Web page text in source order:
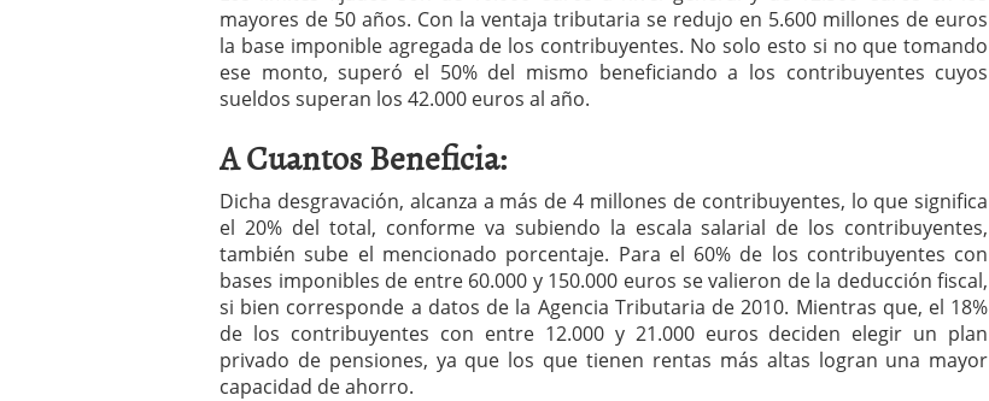
mayores de 50 años. Con la ventaja tributaria se redujo en 5.600 millones de euros
la base imponible agregada de los contribuyentes. No solo esto si no que tomando
ese monto, superó el 50% del mismo beneficiando a los contribuyentes cuyos
sueldos superan los 42.000 euros al año.
A Cuantos Beneficia:
Dicha desgravación, alcanza a más de 4 millones de contribuyentes, lo que significa
el 20% del total, conforme va subiendo la escala salarial de los contribuyentes,
también sube el mencionado porcentaje. Para el 60% de los contribuyentes con
bases imponibles de entre 60.000 y 150.000 euros se valieron de la deducción fiscal,
si bien corresponde a datos de la Agencia Tributaria de 2010. Mientras que, el 18%
de los contribuyentes con entre 12.000 y 21.000 euros deciden elegir un plan
privado de pensiones, ya que los que tienen rentas más altas logran una mayor
capacidad de ahorro.